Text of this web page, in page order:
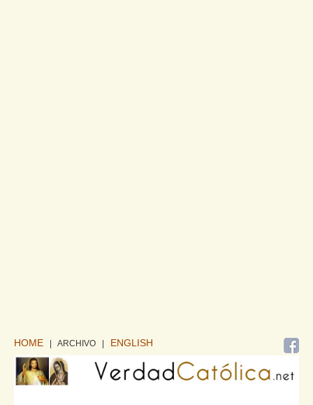
HOME | ARCHIVO ENGLISH